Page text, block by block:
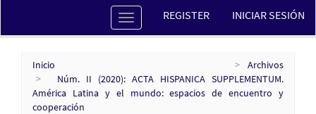
Contenido
Barra
lateral
REGISTER INICIAR SESIÓN
Toggle
navigation
Inicio
Archivos
Núm. II (2020): ACTA HISPANICA SUPPLEMENTUM.
América Latina y el mundo: espacios de encuentro y
cooperación